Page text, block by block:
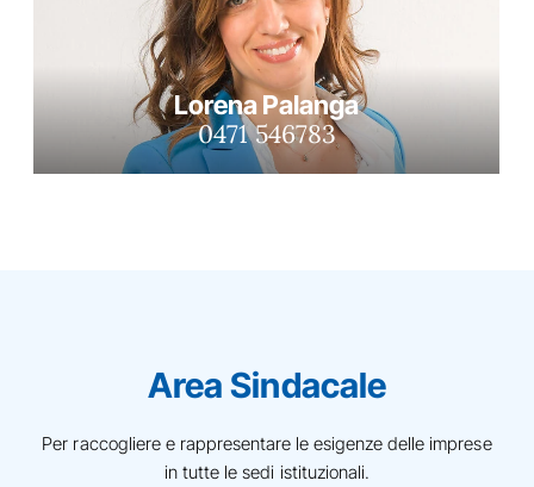
Lorena Palanga
0471 546783
Area Sindacale
Per raccogliere e rappresentare le esigenze delle imprese
in tutte le sedi istituzionali.